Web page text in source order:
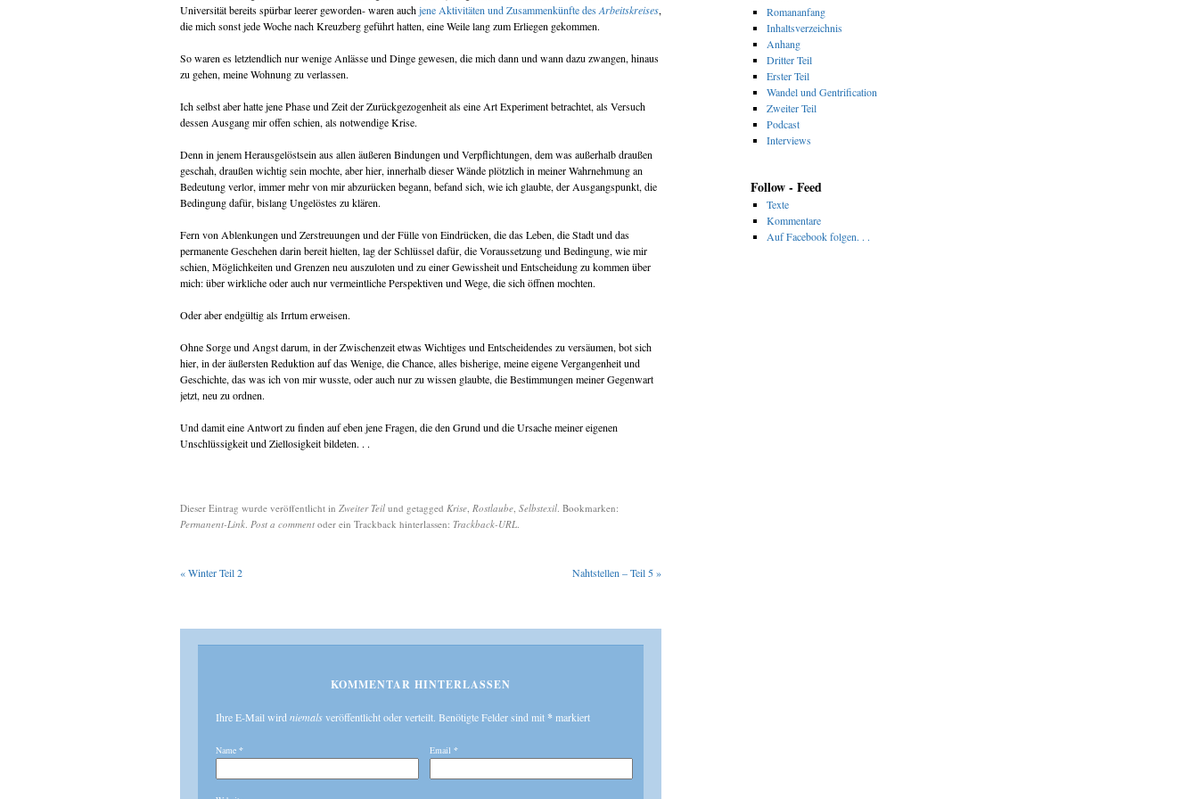
Universität bereits spürbar leerer geworden- waren auchjene Aktivitäten und Zusammenkünfte des Arbeitskreises,
die mich sonst jede Woche nach Kreuzberg geführt hatten, eine Weile lang zum Erliegen gekommen.
So waren es letztendlich nur wenige Anlässe und Dinge gewesen, die mich dann und wann dazu zwangen, hinaus
zu gehen, meine Wohnung zu verlassen.
Ich selbst aber hatte jene Phase und Zeit der Zurückgezogenheit als eine Art Experiment betrachtet, als Versuch
dessen Ausgang mir offen schien, als notwendige Krise.
Denn in jenem Herausgelöstsein aus allen äußeren Bindungen und Verpflichtungen, dem was außerhalb draußen
geschah, draußen wichtig sein mochte, aber hier, innerhalb dieser Wände plötzlich in meiner Wahrnehmung an
Bedeutung verlor, immer mehr von mir abzurücken begann, befand sich, wie ich glaubte, der Ausgangspunkt, die
Bedingung dafür, bislang Ungelöstes zu klären.
Fern von Ablenkungen und Zerstreuungen und der Fülle von Eindrücken, die das Leben, die Stadt und das
permanente Geschehen darin bereit hielten, lag der Schlüssel dafür, die Voraussetzung und Bedingung, wie mir
schien, Möglichkeiten und Grenzen neu auszuloten und zu einer Gewissheit und Entscheidung zu kommen über
mich: über wirkliche oder auch nur vermeintliche Perspektiven und Wege, die sich öffnen mochten.
Oder aber endgültig als Irrtum erweisen.
Ohne Sorge und Angst darum, in der Zwischenzeit etwas Wichtiges und Entscheidendes zu versäumen, bot sich
hier, in der äußersten Reduktion auf das Wenige, die Chance, alles bisherige, meine eigene Vergangenheit und
Geschichte, das was ich von mir wusste, oder auch nur zu wissen glaubte, die Bestimmungen meiner Gegenwart
jetzt, neu zu ordnen.
Und damit eine Antwort zu finden auf eben jene Fragen, die den Grund und die Ursache meiner eigenen
Unschlüssigkeit und Ziellosigkeit bildeten. . .
Dieser Eintrag wurde veröffentlicht in Zweiter Teil und getagged Krise, Rostlaube, Selbstexil. Bookmarken:
Permanent-Link. Post a comment oder ein Trackback hinterlassen: Trackback-URL.
«Winter Teil 2 Nahtstellen – Teil 5»
KOMMENTAR HINTERLASSEN
Ihre E-Mail wird niemalsveröffentlicht oder verteilt. Benötigte Felder sind mit*markiert
Name * Email *
Romananfang
Inhaltsverzeichnis
Anhang
Dritter Teil
Erster Teil
Wandel und Gentrification
Zweiter Teil
Podcast
Interviews
Follow - Feed
Texte
Kommentare
Auf Facebook folgen. . .